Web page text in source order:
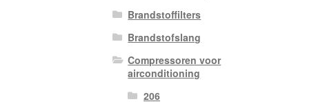
Brandstoffilters
Brandstofslang
Compressoren voor
airconditioning
206